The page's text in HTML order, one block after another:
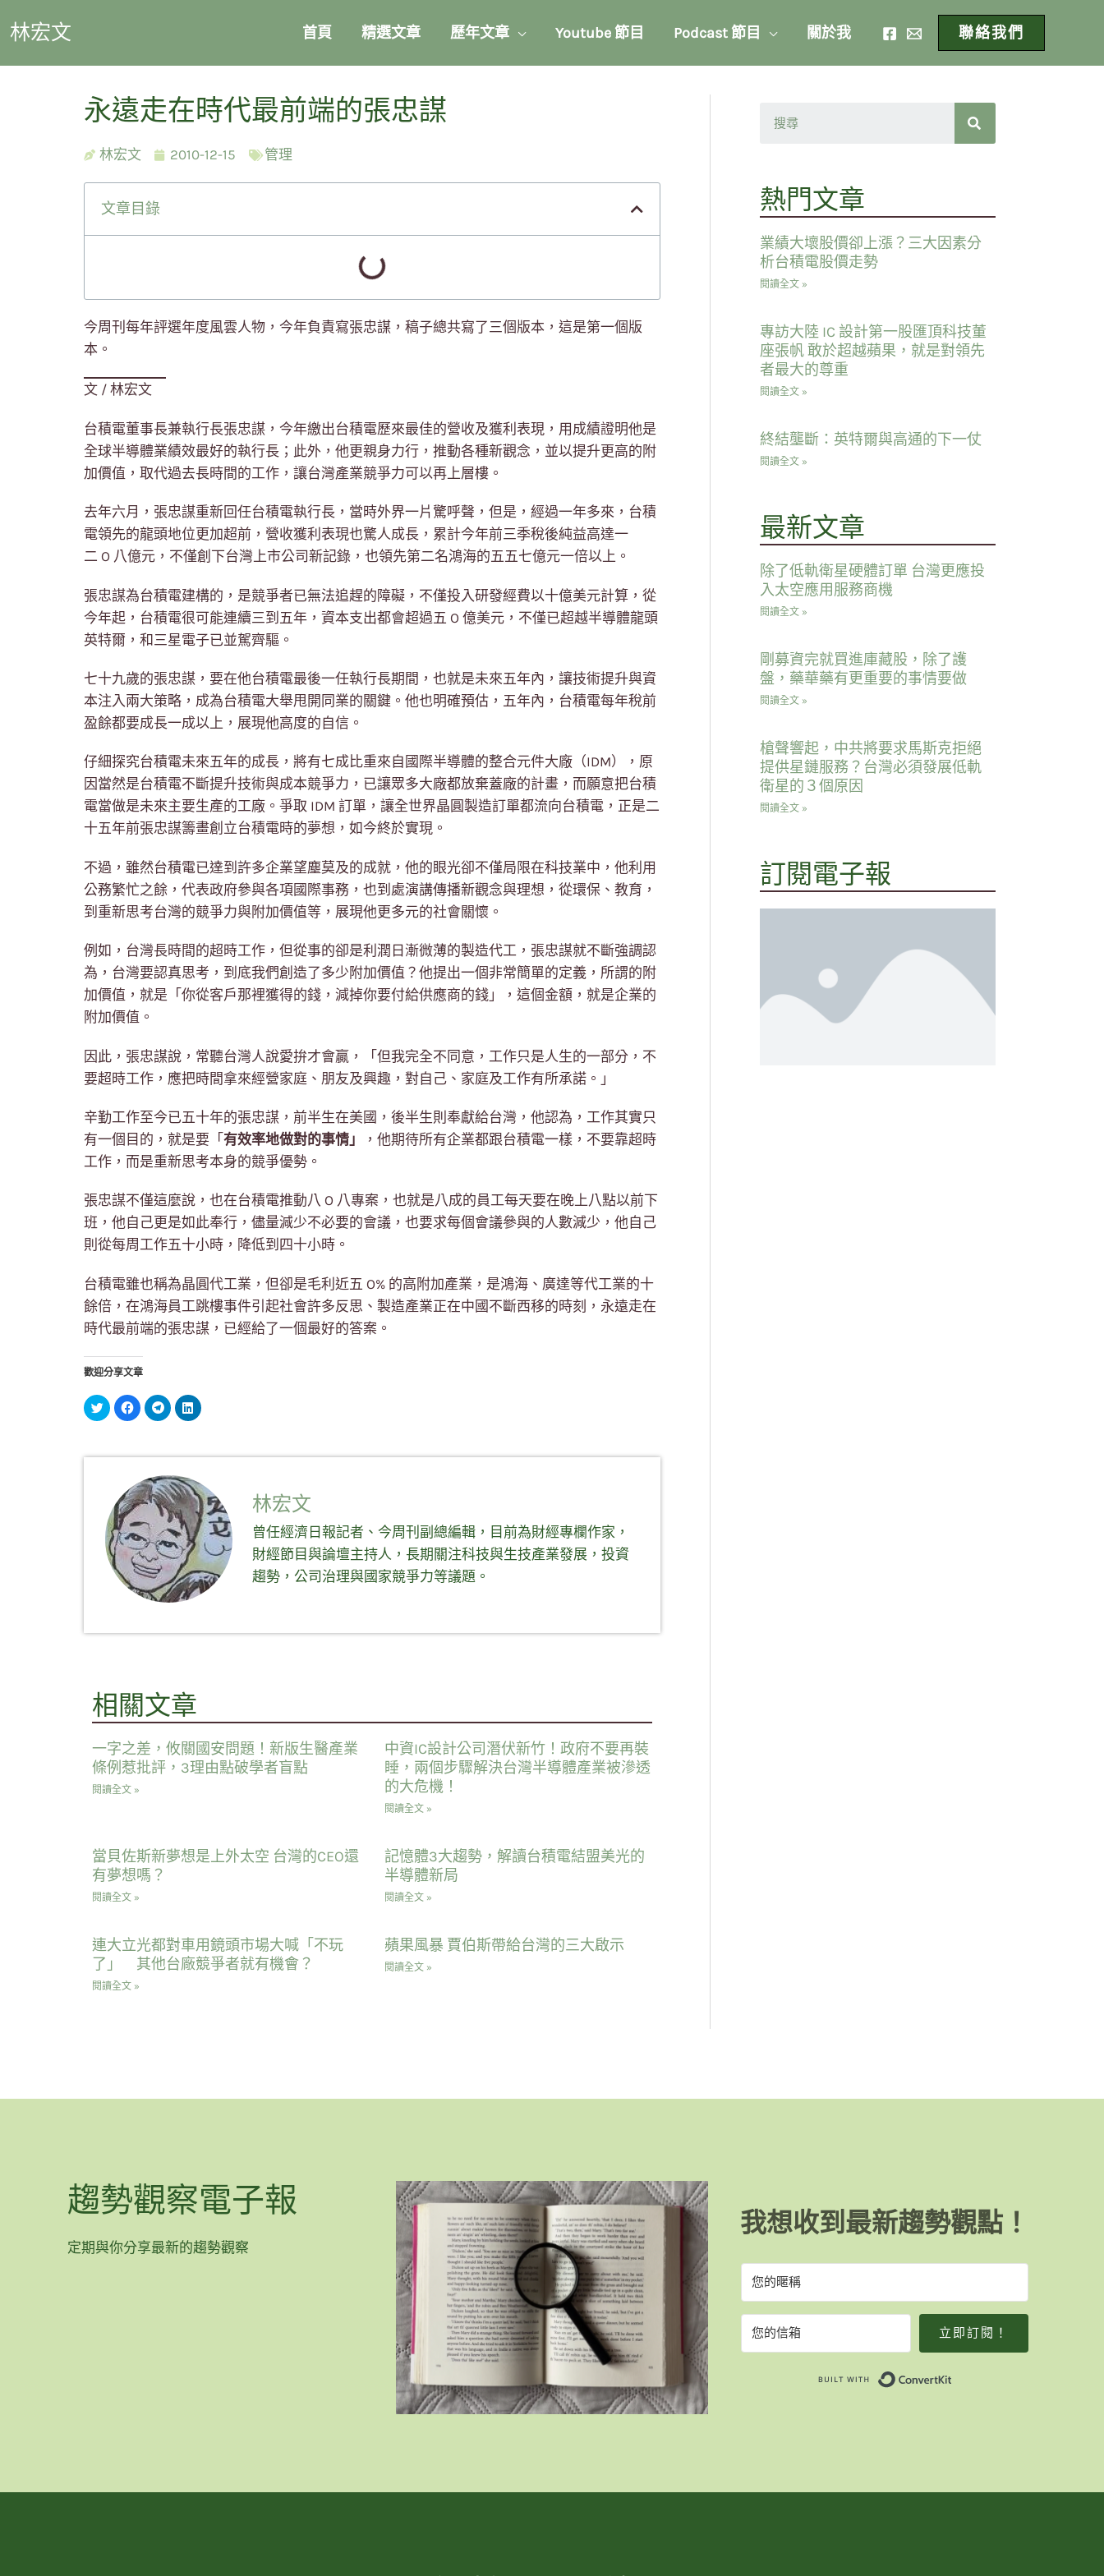
林宏文 首頁 精選文章 歷年文章 Youtube 節目 Podcast 節目 關於我 聯絡我們
永遠走在時代最前端的張忠謀
林宏文 2010-12-15 管理
文章目錄
今周刊每年評選年度風雲人物，今年負責寫張忠謀，稿子總共寫了三個版本，這是第一個版
本。
文 / 林宏文
台積電董事長兼執行長張忠謀，今年繳出台積電歷來最佳的營收及獲利表現，用成績證明他是
全球半導體業績效最好的執行長；此外，他更親身力行，推動各種新觀念，並以提升更高的附
加價值，取代過去長時間的工作，讓台灣產業競爭力可以再上層樓。
去年六月，張忠謀重新回任台積電執行長，當時外界一片驚呼聲，但是，經過一年多來，台積
電領先的龍頭地位更加超前，營收獲利表現也驚人成長，累計今年前三季稅後純益高達一
二 O 八億元，不僅創下台灣上市公司新記錄，也領先第二名鴻海的五五七億元一倍以上。
張忠謀為台積電建構的，是競爭者已無法追趕的障礙，不僅投入研發經費以十億美元計算，從
今年起，台積電很可能連續三到五年，資本支出都會超過五 O 億美元，不僅已超越半導體龍頭
英特爾，和三星電子已並駕齊驅。
七十九歲的張忠謀，要在他台積電最後一任執行長期間，也就是未來五年內，讓技術提升與資
本注入兩大策略，成為台積電大舉甩開同業的關鍵。他也明確預估，五年內，台積電每年稅前
盈餘都要成長一成以上，展現他高度的自信。
仔細探究台積電未來五年的成長，將有七成比重來自國際半導體的整合元件大廠（IDM），原
因當然是台積電不斷提升技術與成本競爭力，已讓眾多大廠都放棄蓋廠的計畫，而願意把台積
電當做是未來主要生產的工廠。爭取 IDM 訂單，讓全世界晶圓製造訂單都流向台積電，正是二
十五年前張忠謀籌畫創立台積電時的夢想，如今終於實現。
不過，雖然台積電已達到許多企業望塵莫及的成就，他的眼光卻不僅局限在科技業中，他利用
公務繁忙之餘，代表政府參與各項國際事務，也到處演講傳播新觀念與理想，從環保、教育，
到重新思考台灣的競爭力與附加價值等，展現他更多元的社會關懷。
例如，台灣長時間的超時工作，但從事的卻是利潤日漸微薄的製造代工，張忠謀就不斷強調認
為，台灣要認真思考，到底我們創造了多少附加價值？他提出一個非常簡單的定義，所謂的附
加價值，就是「你從客戶那裡獲得的錢，減掉你要付給供應商的錢」，這個金額，就是企業的
附加價值。
因此，張忠謀說，常聽台灣人說愛拚才會贏，「但我完全不同意，工作只是人生的一部分，不
要超時工作，應把時間拿來經營家庭、朋友及興趣，對自己、家庭及工作有所承諾。」
辛勤工作至今已五十年的張忠謀，前半生在美國，後半生則奉獻給台灣，他認為，工作其實只
有一個目的，就是要「有效率地做對的事情」
，他期待所有企業都跟台積電一樣，不要靠超時
工作，而是重新思考本身的競爭優勢。
張忠謀不僅這麼說，也在台積電推動八 O 八專案，也就是八成的員工每天要在晚上八點以前下
班，他自己更是如此奉行，儘量減少不必要的會議，也要求每個會議參與的人數減少，他自己
則從每周工作五十小時，降低到四十小時。
台積電雖也稱為晶圓代工業，但卻是毛利近五 O% 的高附加產業，是鴻海、廣達等代工業的十
餘倍，在鴻海員工跳樓事件引起社會許多反思、製造產業正在中國不斷西移的時刻，永遠走在
時代最前端的張忠謀，已經給了一個最好的答案。
歡迎分享文章
分
享
視
按
一
享
Facebook(在
新
視
窗
中
開
啟)
按
一
享
Telegram(在
新
視
窗
中
開
啟)
分
享
視
開
啟) 林宏文
曾任經濟日報記者、今周刊副總編輯，目前為財經專欄作家，
財經節目與論壇主持人，長期關注科技與生技產業發展，投資
趨勢，公司治理與國家競爭力等議題。
相關文章
一字之差，攸關國安問題！新版生醫產業
條例惹批評，3理由點破學者盲點
閱讀全文 »
中資IC設計公司潛伏新竹！政府不要再裝
睡，兩個步驟解決台灣半導體產業被滲透
的大危機！
閱讀全文 »
當貝佐斯新夢想是上外太空 台灣的CEO還
有夢想嗎？
閱讀全文 »
記憶體3大趨勢，解讀台積電結盟美光的
半導體新局
閱讀全文 »
連大立光都對車用鏡頭市場大喊「不玩
了」 其他台廠競爭者就有機會？
閱讀全文 »
蘋果風暴 賈伯斯帶給台灣的三大啟示
閱讀全文 »
熱門文章
業績大壞股價卻上漲？三大因素分
析台積電股價走勢
閱讀全文 »
專訪大陸 IC 設計第一股匯頂科技董
座張帆 敢於超越蘋果，就是對領先
者最大的尊重
閱讀全文 »
終結壟斷：英特爾與高通的下一仗
閱讀全文 »
最新文章
除了低軌衛星硬體訂單 台灣更應投
入太空應用服務商機
閱讀全文 »
剛募資完就買進庫藏股，除了護
盤，藥華藥有更重要的事情要做
閱讀全文 »
槍聲響起，中共將要求馬斯克拒絕
提供星鏈服務？台灣必須發展低軌
衛星的３個原因
閱讀全文 »
訂閱電子報
趨勢觀察電子報
定期與你分享最新的趨勢觀察
我想收到最新趨勢觀點！
立即訂閱！